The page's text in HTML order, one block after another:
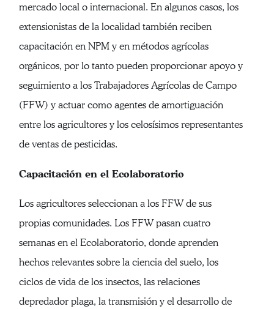
mercado local o internacional. En algunos casos, los
extensionistas de la localidad también reciben
capacitación en NPM y en métodos agrícolas
orgánicos, por lo tanto pueden proporcionar apoyo y
seguimiento a los Trabajadores Agrícolas de Campo
(FFW) y actuar como agentes de amortiguación
entre los agricultores y los celosísimos representantes
de ventas de pesticidas.
Capacitación en el Ecolaboratorio
Los agricultores seleccionan a los FFW de sus
propias comunidades. Los FFW pasan cuatro
semanas en el Ecolaboratorio, donde aprenden
hechos relevantes sobre la ciencia del suelo, los
ciclos de vida de los insectos, las relaciones
depredador plaga, la transmisión y el desarrollo de